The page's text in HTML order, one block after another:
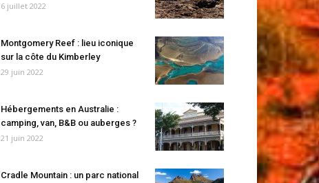
6 juillet 2022
Montgomery Reef : lieu iconique
sur la côte du Kimberley
29 juin 2022
Hébergements en Australie :
camping, van, B&B ou auberges ?
21 juin 2022
Cradle Mountain : un parc national